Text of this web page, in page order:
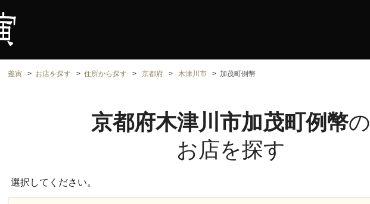
釜寅 お店を探す 住所から探す 京都府 木津川市 加茂町例幣
京都府木津川市加茂町例幣の
お店を探す
選択してください。